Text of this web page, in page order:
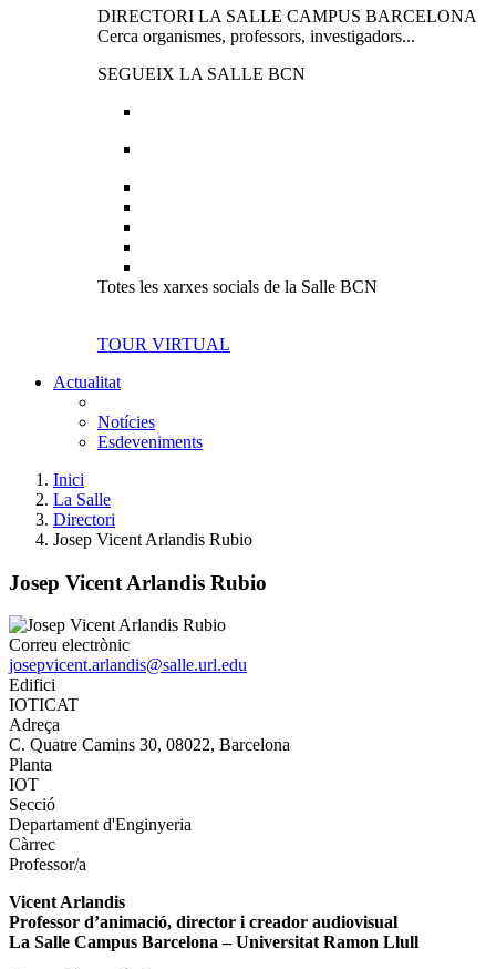
DIRECTORI LA SALLE CAMPUS BARCELONA
Cerca organismes, professors, investigadors...
SEGUEIX LA SALLE BCN
Totes les xarxes socials de la Salle BCN
TOUR VIRTUAL
Actualitat
Notícies
Esdeveniments
Inici
La Salle
Directori
Josep Vicent Arlandis Rubio
Josep Vicent Arlandis Rubio
Correu electrònic
josepvicent.arlandis@salle.url.edu
Edifici
IOTICAT
Adreça
C. Quatre Camins 30, 08022, Barcelona
Planta
IOT
Secció
Departament d'Enginyeria
Càrrec
Professor/a
Vicent Arlandis
Professor d’animació, director i creador audiovisual
La Salle Campus Barcelona – Universitat Ramon Llull